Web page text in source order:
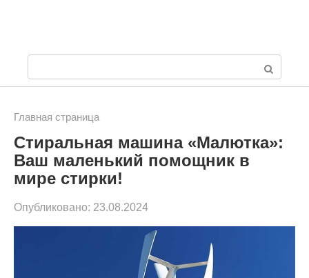
о
с
к
Главная страница
Стиральная машина «Малютка»:
Ваш маленький помощник в
мире стирки!
Опубликовано: 23.08.2024